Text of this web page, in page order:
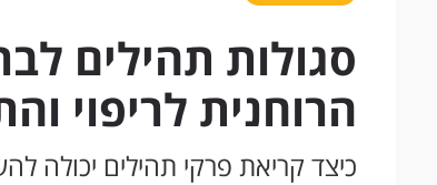
סגולות תהילים
הרוחנית לריפוי
כיצד קריאת פרקי תהילים יכולה